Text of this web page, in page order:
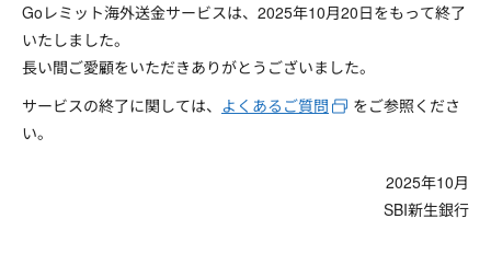
Goレミット海外送金サービスは、2025年10月20日をもって終了
いたしました。
長い間ご愛顧をいただきありがとうございました。
サービスの終了に関しては、 よくあるご質問
をご参照くださ
い。
2025年10月
SBI新生銀行